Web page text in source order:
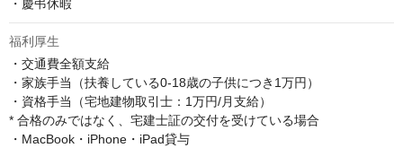
・慶弔休暇
福利厚生
・交通費全額⽀給
・家族⼿当（扶養している0-18歳の子供につき1万円）
・資格手当（宅地建物取引士：1万円/月支給）
* 合格のみではなく、宅建士証の交付を受けている場合
・MacBook・iPhone・iPad貸与